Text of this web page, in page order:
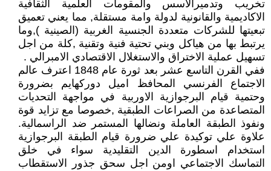
تخريب وتدميرالاسس والمقومات العلمية الثقافية
الاكاديمية والقانونية لدولة وامة مستقلة, مما يعني تعميق
تبعيتها للشركات متعددة الجنسية الغربية (الصينية ),وما
يرتبط بها من هياكل وبني تحتية فنية وتقنية ,كلة من اجل
تسهيل عملية الاختراق والاستغلال الاقتصادي الامبرالي .
ففي القرن التاسع عشر بعد ثورة عام 1848 اعترف عالم
الاجتماع الفرنسي المحافظ اميل دوركهايم بضرورة
وحتمية قيام البرجوازية الاوربية في مواجهة التحديات
المتصاعدة من الصراعات الطبقية ,خصوصا مع تزايد قوة
ونفوذ الطبقة العاملة ونضالها المستمر ضد الراسمالية.
علاوة علي توكيدة علي ضرورة قيام الطبقة البرجوازية
استخدام اسطورة الدين التقليدية سواء في خلق
التماسك الاجتماعي اومن اجل سحق جذور الاستقطاب